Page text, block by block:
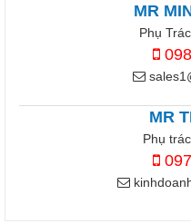
MR
Phụ
MR
Phụ